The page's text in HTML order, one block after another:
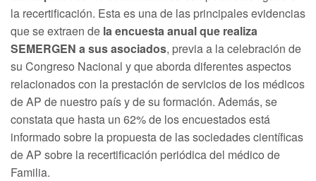
la recertificación. Esta es una de las principales evidencias
que se extraen de la encuesta anual que realiza
SEMERGEN a sus asociados, previa a la celebración de
su Congreso Nacional y que aborda diferentes aspectos
relacionados con la prestación de servicios de los médicos
de AP de nuestro país y de su formación. Además, se
constata que hasta un 62% de los encuestados está
informado sobre la propuesta de las sociedades científicas
de AP sobre la recertificación periódica del médico de
Familia.